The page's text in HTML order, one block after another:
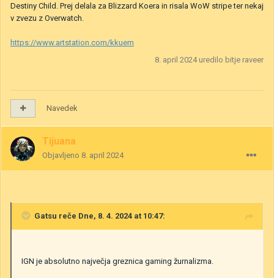
Destiny Child. Prej delala za Blizzard Koera in risala WoW stripe ter nekaj
v zvezu z Overwatch.
https://www.artstation.com/kkuem
8. april 2024uredilo bitje raveer
Navedek
Tijuana
Objavljeno 8. april 2024
Gatsu reče Dne, 8. 4. 2024 at 10:47:
IGN je absolutno največja greznica gaming žurnalizma.